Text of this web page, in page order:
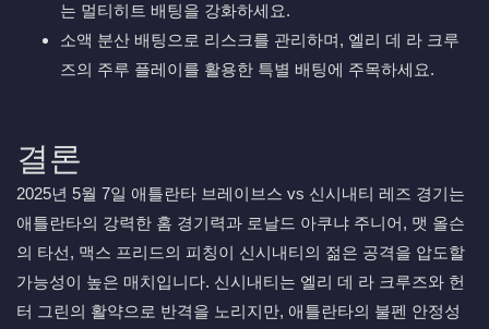
는 멀티히트 배팅을 강화하세요.
소액 분산 배팅으로 리스크를 관리하며, 엘리 데 라 크루
즈의 주루 플레이를 활용한 특별 배팅에 주목하세요.
결론
2025년 5월 7일 애틀란타 브레이브스 vs 신시내티 레즈 경기는
애틀란타의 강력한 홈 경기력과 로날드 아쿠냐 주니어, 맷 올슨
의 타선, 맥스 프리드의 피칭이 신시내티의 젊은 공격을 압도할
가능성이 높은 매치입니다. 신시내티는 엘리 데 라 크루즈와 헌
터 그린의 활약으로 반격을 노리지만, 애틀란타의 불펜 안정성